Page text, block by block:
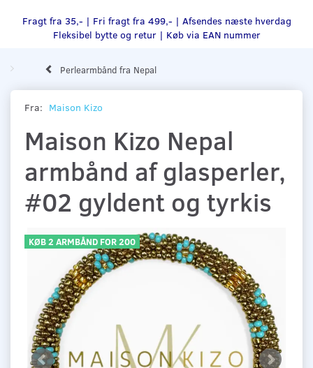
Fragt fra 35,- | Fri fragt fra 499,- | Afsendes næste hverdag
Fleksibel bytte og retur | Køb via EAN nummer
Perlearmbånd fra Nepal
Fra: Maison Kizo
Maison Kizo Nepal
armbånd af glasperler,
#02 gyldent og tyrkis
KØB 2 ARMBÅND FOR 200